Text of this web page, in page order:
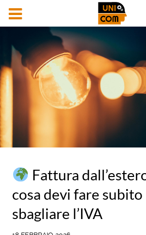
Fattura
cosa devi fare
sbagliare l’IVA